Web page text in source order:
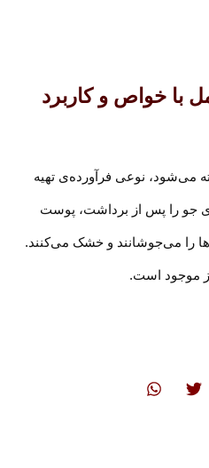
با خواص و کاربرد
می‌شود، نوعی فرآورده‌ی تهیه
جو را پس از برداشت، پوست
را می‌جوشانند و خشک می‌کنند.
موجود است.